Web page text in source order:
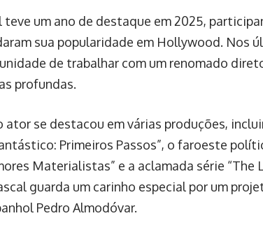
teve um ano de destaque em 2025,
sua popularidade em Hollywood. Nos
de trabalhar com um renomado
profundas.
ator se destacou em várias produções,
Primeiros Passos”, o faroeste
Materialistas” e a aclamada série “The
guarda um carinho especial por um
Pedro Almodóvar.